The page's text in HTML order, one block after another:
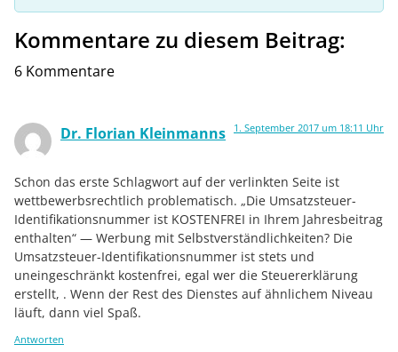
Kommentare zu diesem Beitrag:
6 Kommentare
Dr. Florian Kleinmanns 1. September 2017 um 18:11 Uhr
Schon das erste Schlagwort auf der verlinkten Seite ist
wettbewerbsrechtlich problematisch. „Die Umsatzsteuer-
Identifikationsnummer ist KOSTENFREI in Ihrem Jahresbeitrag
enthalten“ — Werbung mit Selbstverständlichkeiten? Die
Umsatzsteuer-Identifikationsnummer ist stets und
uneingeschränkt kostenfrei, egal wer die Steuererklärung
erstellt, . Wenn der Rest des Dienstes auf ähnlichem Niveau
läuft, dann viel Spaß.
Antworten